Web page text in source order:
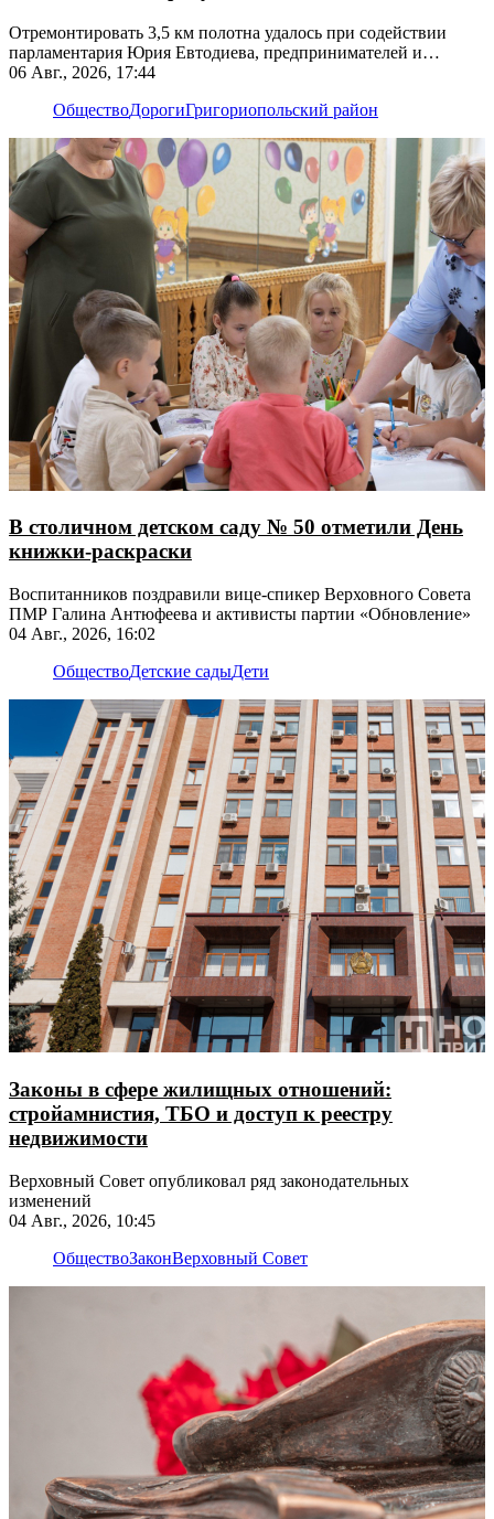
Отремонтировать 3,5 км полотна удалось при содействии
парламентария Юрия Евтодиева, предпринимателей и
жителей
06 Авг., 2026, 17:44
ОбществоДорогиГригориопольский район
В столичном детском саду № 50 отметили День
книжки-раскраски
Воспитанников поздравили вице-спикер Верховного Совета
ПМР Галина Антюфеева и активисты партии «Обновление»
04 Авг., 2026, 16:02
ОбществоДетские садыДети
Законы в сфере жилищных отношений:
стройамнистия, ТБО и доступ к реестру
недвижимости
Верховный Совет опубликовал ряд законодательных
изменений
04 Авг., 2026, 10:45
ОбществоЗаконВерховный Совет